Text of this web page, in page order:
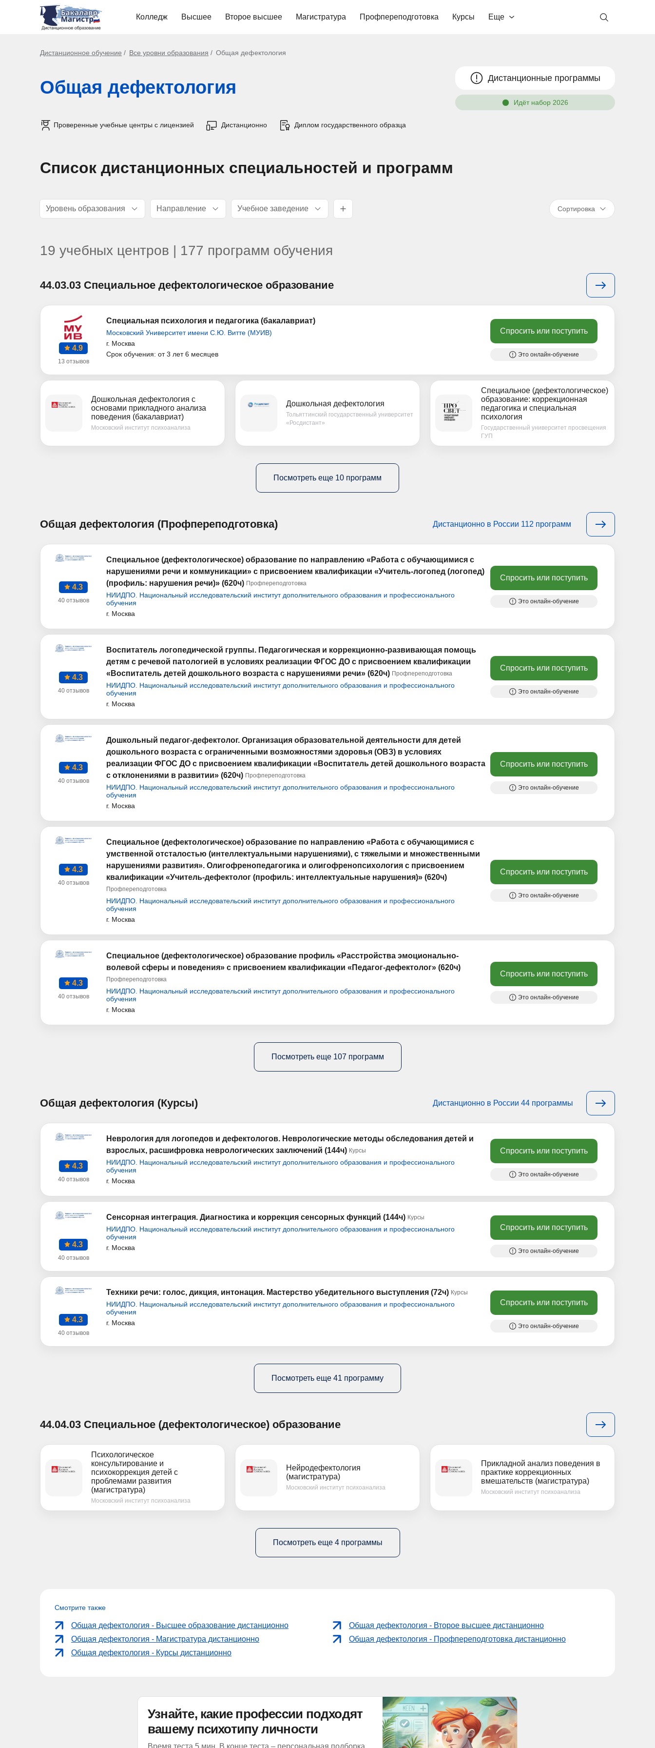
Колледж Высшее Второе высшее Магистратура Профпереподготовка Курсы Еще
Дистанционное обучение Все уровни образования Общая дефектология
Общая дефектология Дистанционные программы
Идёт набор 2026
Проверенные учебные центры с лицензией Дистанционно Диплом государственного образца
Список дистанционных специальностей и программ
Уровень образования Направление Учебное заведение Сортировка
19 учебных центров | 177 программ обучения
44.03.03 Специальное дефектологическое образование
4.9
13 отзывов
Специальная психология и педагогика (бакалавриат)
Московский Университет имени С.Ю. Витте (МУИВ)
г. Москва
Срок обучения: от 3 лет 6 месяцев
Спросить или поступить
Это онлайн-обучение
Дошкольная дефектология с
основами прикладного анализа
поведения (бакалавриат)
Московский институт психоанализа
Дошкольная дефектология
Тольяттинский государственный университет
«Росдистант»
Специальное (дефектологическое)
образование: коррекционная
педагогика и специальная
психология
Государственный университет просвещения
ГУП
Посмотреть еще 10 программ
Общая дефектология (Профпереподготовка) Дистанционно в России 112 программ
4.3
40 отзывов
Специальное (дефектологическое) образование по направлению «Работа с обучающимися с
нарушениями речи и коммуникации» с присвоением квалификации «Учитель-логопед (логопед)
(профиль: нарушения речи)» (620ч) Профпереподготовка
НИИДПО. Национальный исследовательский институт дополнительного образования и профессионального
обучения
г. Москва
Спросить или поступить
Это онлайн-обучение
4.3
40 отзывов
Воспитатель логопедической группы. Педагогическая и коррекционно-развивающая помощь
детям с речевой патологией в условиях реализации ФГОС ДО с присвоением квалификации
«Воспитатель детей дошкольного возраста с нарушениями речи» (620ч) Профпереподготовка
НИИДПО. Национальный исследовательский институт дополнительного образования и профессионального
обучения
г. Москва
Спросить или поступить
Это онлайн-обучение
4.3
40 отзывов
Дошкольный педагог-дефектолог. Организация образовательной деятельности для детей
дошкольного возраста с ограниченными возможностями здоровья (ОВЗ) в условиях
реализации ФГОС ДО с присвоением квалификации «Воспитатель детей дошкольного возраста
с отклонениями в развитии» (620ч) Профпереподготовка
НИИДПО. Национальный исследовательский институт дополнительного образования и профессионального
обучения
г. Москва
Спросить или поступить
Это онлайн-обучение
4.3
40 отзывов
Специальное (дефектологическое) образование по направлению «Работа с обучающимися с
умственной отсталостью (интеллектуальными нарушениями), с тяжелыми и множественными
нарушениями развития». Олигофренопедагогика и олигофренопсихология с присвоением
квалификации «Учитель-дефектолог (профиль: интеллектуальные нарушения)» (620ч)
Профпереподготовка
НИИДПО. Национальный исследовательский институт дополнительного образования и профессионального
обучения
г. Москва
Спросить или поступить
Это онлайн-обучение
4.3
40 отзывов
Специальное (дефектологическое) образование профиль «Расстройства эмоционально-
волевой сферы и поведения» с присвоением квалификации «Педагог-дефектолог» (620ч)
Профпереподготовка
НИИДПО. Национальный исследовательский институт дополнительного образования и профессионального
обучения
г. Москва
Спросить или поступить
Это онлайн-обучение
Посмотреть еще 107 программ
Общая дефектология (Курсы) Дистанционно в России 44 программы
4.3
40 отзывов
Неврология для логопедов и дефектологов. Неврологические методы обследования детей и
взрослых, расшифровка неврологических заключений (144ч) Курсы
НИИДПО. Национальный исследовательский институт дополнительного образования и профессионального
обучения
г. Москва
Спросить или поступить
Это онлайн-обучение
4.3
40 отзывов
Сенсорная интеграция. Диагностика и коррекция сенсорных функций (144ч) Курсы
НИИДПО. Национальный исследовательский институт дополнительного образования и профессионального
обучения
г. Москва
Спросить или поступить
Это онлайн-обучение
4.3
40 отзывов
Техники речи: голос, дикция, интонация. Мастерство убедительного выступления (72ч) Курсы
НИИДПО. Национальный исследовательский институт дополнительного образования и профессионального
обучения
г. Москва
Спросить или поступить
Это онлайн-обучение
Посмотреть еще 41 программу
44.04.03 Специальное (дефектологическое) образование
Психологическое
консультирование и
психокоррекция детей с
проблемами развития
(магистратура)
Московский институт психоанализа
Нейродефектология
(магистратура)
Московский институт психоанализа
Прикладной анализ поведения в
практике коррекционных
вмешательств (магистратура)
Московский институт психоанализа
Посмотреть еще 4 программы
Смотрите также
Общая дефектология - Высшее образование дистанционно
Общая дефектология - Второе высшее дистанционно
Общая дефектология - Магистратура дистанционно
Общая дефектология - Профпереподготовка дистанционно
Общая дефектология - Курсы дистанционно
Узнайте, какие профессии подходят
вашему психотипу личности